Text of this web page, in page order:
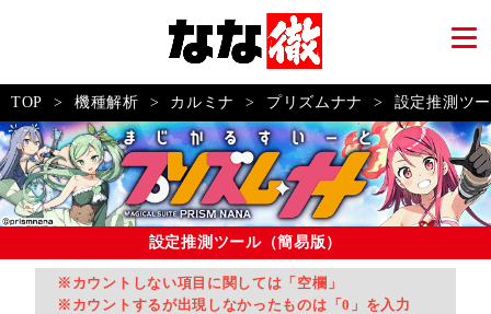
TOP > 機種解析 > カルミナ > プリズムナナ > 設定推測ツ
設定推測ツール（簡易版）
※カウントしない項目に関しては「空欄」
※カウントするが出現しなかったものは「0」を入力